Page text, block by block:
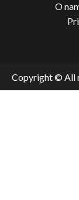
O
Copyright © All